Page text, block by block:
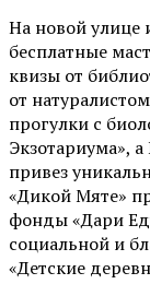
На новой улице
бесплатные
квизы от
от натуралистом
прогулки с
Экзотариума»,
привез
«Дикой Мяте»
фонды «Дари
социальной и
«Детские